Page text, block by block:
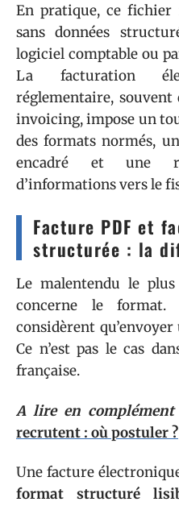
En pratique, ce fichier
sans données
logiciel comptable ou
La facturation
réglementaire,
invoicing, impose un
des formats normés,
encadré et une
d’informations vers le
Facture PDF et
structurée : la
Le malentendu le
concerne le format.
considèrent
Ce n’est pas le cas
française.
A lire en complément
recrutent : où postuler ?
Une facture
format structuré